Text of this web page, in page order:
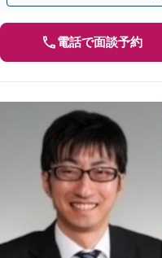
電話で面談予約